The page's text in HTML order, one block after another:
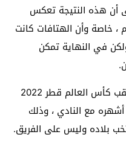
16 ، مشيرا إلى أن هذه النتيجة تعكس
، خاصة وأن الهتافات كانت
في النهاية تمكن
وكان النجم الأرجنتيني الحائز على لقب كأس العالم قطر 2022
مع النادي ، وذلك
بلاده وليس على الفريق.